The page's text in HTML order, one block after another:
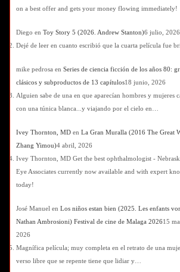
on a best offer and gets your money flowing immediately!
Diego en Toy Story 5 (2026. Andrew Stanton)6 julio, 2026
Dejé de leer en cuanto escribió que la cuarta película fue
mike pedrosa en Series de ciencia ficción de los años 80:
clásicos y subproductos de 13 capítulos18 junio, 2026
Alguien sabe de una en que aparecían hombres y mujeres
con una túnica blanca...y viajando por el cielo en…
Ivey Thornton, MD en La Gran Muralla (2016 The Great
Zhang Yimou)4 abril, 2026
Ivey Thornton, MD Get the best ophthalmologist -
Eye Associates currently now available and with expert
today!
José Manuel en Los niños estan bien (2025. Les enfants
Nathan Ambrosioni) Festival de cine de Malaga 202615
2026
Magnífica película; muy completa en el retrato de una
verso libre que se repente tiene que lidiar y…